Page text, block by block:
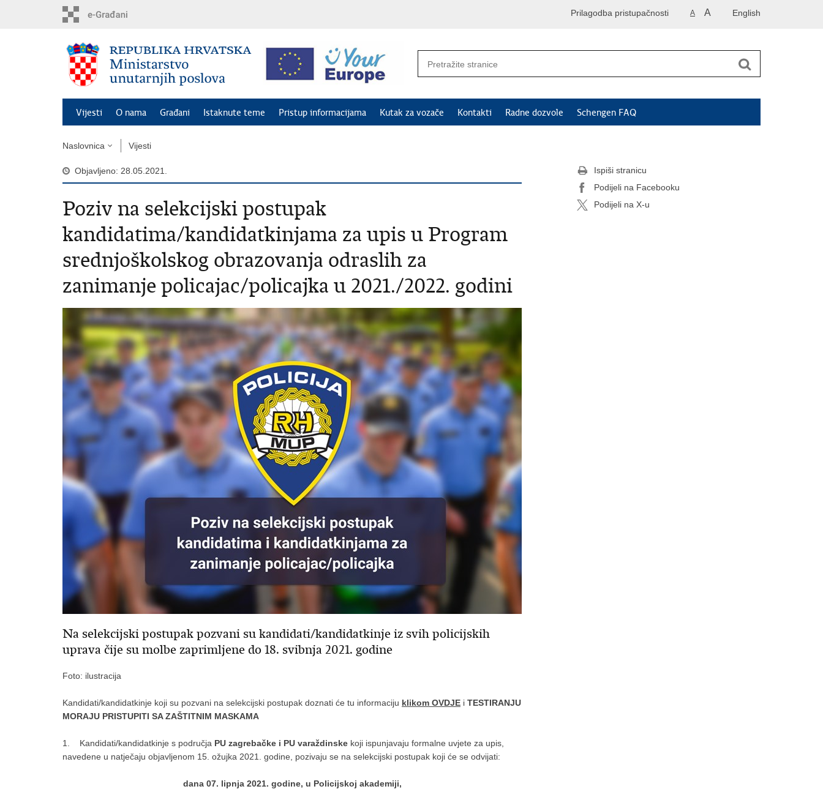
English
A A
Prilagodba pristupačnosti
Vijesti O nama Građani Istaknute teme Pristup informacijama Kutak za vozače Kontakti Radne dozvole Schengen FAQ
Naslovnica Vijesti
Objavljeno: 28.05.2021.
Poziv na selekcijski postupak
kandidatima/kandidatkinjama za upis u Program
srednjoškolskog obrazovanja odraslih za
zanimanje policajac/policajka u 2021./2022. godini
Na selekcijski postupak pozvani su kandidati/kandidatkinje iz svih policijskih
uprava čije su molbe zaprimljene do 18. svibnja 2021. godine
Foto: ilustracija
Kandidati/kandidatkinje koji su pozvani na selekcijski postupak doznati će tu informaciju klikom OVDJE i TESTIRANJU
MORAJU PRISTUPITI SA ZAŠTITNIM MASKAMA
1. Kandidati/kandidatkinje s područja PU zagrebačke i PU varaždinske koji ispunjavaju formalne uvjete za upis,
navedene u natječaju objavljenom 15. ožujka 2021. godine, pozivaju se na selekcijski postupak koji će se odvijati:
dana 07. lipnja 2021. godine, u Policijskoj akademiji,
Ispiši stranicu
Podijeli na Facebooku
Podijeli na X-u